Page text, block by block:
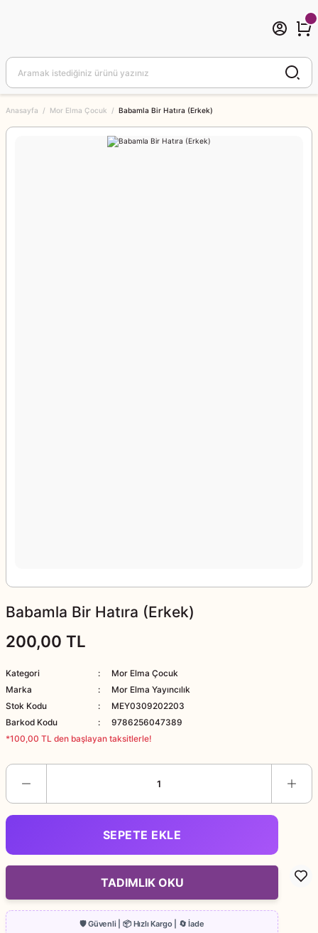
Anasayfa Mor Elma Çocuk Babamla Bir Hatıra (Erkek)
Babamla Bir Hatıra (Erkek)
200,00 TL
Kategori
Mor Elma Çocuk
Marka
Mor Elma Yayıncılık
Stok Kodu
MEY0309202203
Barkod Kodu
9786256047389
*100,00 TL den başlayan taksitlerle!
SEPETE EKLE
TADIMLIK OKU